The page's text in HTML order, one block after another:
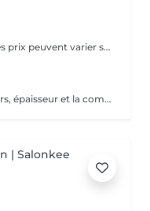
(Shampooing + Brushing + Styling) Les prix peuvent varier selon longueurs, épaisseur et la complexité du travail.
Les prix peuvent varier selon longueurs, épaisseur et la complexité du travail.